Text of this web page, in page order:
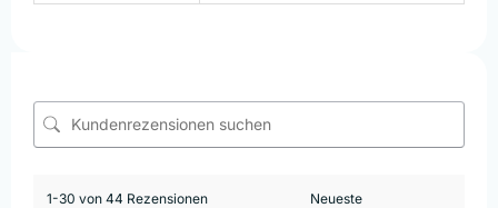
1-30 von 44 Rezensionen